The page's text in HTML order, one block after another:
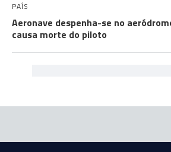
PAÍS
Aeronave despenha-se no
causa morte do piloto